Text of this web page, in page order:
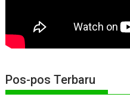
Pos-pos Terbaru